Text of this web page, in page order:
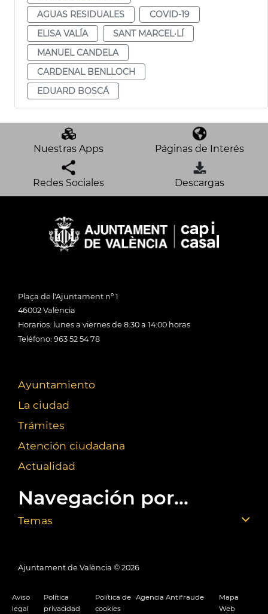
AGUAS RESIDUALES
COVID-19
ELISA VALÍA
SANT MARCEL·LÍ
MANUEL CANDELA
CARDENAL BENLLOCH
EDUARD BOSCÁ
Nuestras Apps Páginas de Interés
Redes Sociales Descargas
Plaça de l'Ajuntament nº 1
46002 València
Horarios: lunes a viernes de 8:30 a 14:00 horas
Teléfono: 963 52 54 78
Ayuntamiento
La ciudad
Trámites
Atención ciudadana
Actualidad
Navegación por...
Temas
Ajuntament de València © 2026
Aviso
legal
Política
privacidad
Política de
cookies
Agencia Antifraude
Mapa
Web